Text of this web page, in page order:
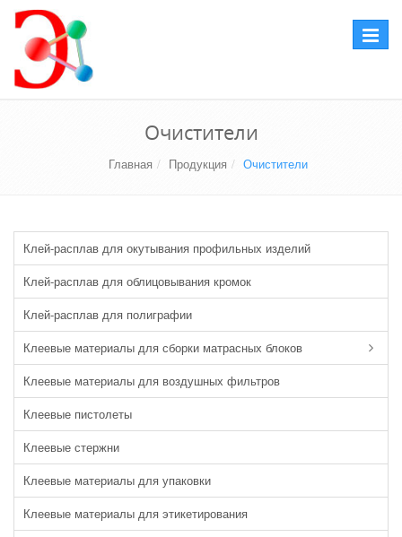
Очистители
Главная Продукция Очистители
Клей-расплав для окутывания профильных изделий
Клей-расплав для облицовывания кромок
Клей-расплав для полиграфии
Клеевые материалы для сборки матрасных блоков
Клеевые материалы для воздушных фильтров
Клеевые пистолеты
Клеевые стержни
Клеевые материалы для упаковки
Клеевые материалы для этикетирования